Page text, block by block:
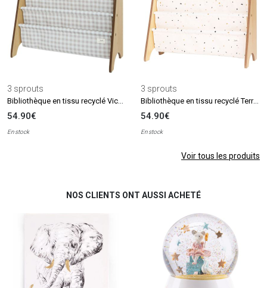
3 sprouts
54.90€
En stock
3 sprouts
Bibliothèque en tissu recyclé Terrazzo crème
54.90€
En stock
Voir tous les produits
NOS CLIENTS ONT AUSSI ACHETÉ